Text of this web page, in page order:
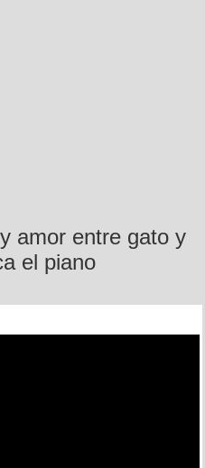
amor entre gato y
el piano